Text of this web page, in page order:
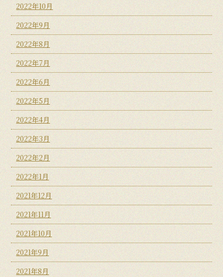
2022年10月
2022年9月
2022年8月
2022年7月
2022年6月
2022年5月
2022年4月
2022年3月
2022年2月
2022年1月
2021年12月
2021年11月
2021年10月
2021年9月
2021年8月